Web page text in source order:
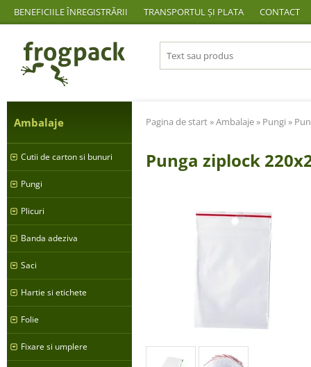
BENEFICIILE ÎNREGISTRĂRII TRANSPORTUL ȘI PLATA CONTACT
Ambalaje
Cutii de carton si bunuri
Pungi
Plicuri
Banda adeziva
Saci
Hartie si etichete
Folie
Fixare si umplere
Pagina de start»Ambalaje» Pungi »
Punga ziplock